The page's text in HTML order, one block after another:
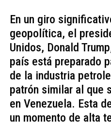
En un giro
geopolítica, el
Unidos, Donald
país está preparado
de la industria
patrón similar al que
en Venezuela. Esta
un momento de alta